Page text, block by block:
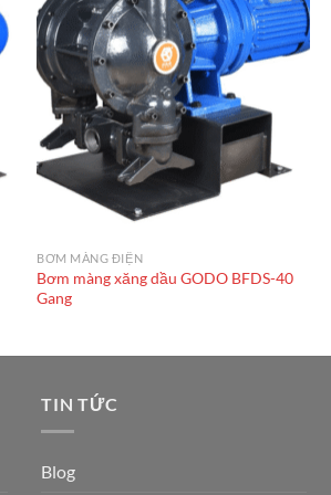
BƠM MÀNG ĐIỆN
Bơm màng xăng dầu GODO BFDS-40
Gang
TIN TỨC
Blog